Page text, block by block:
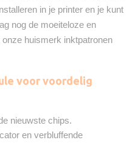
in je printer en je kunt
nog de moeiteloze en
huismerk inktpatronen
voor voordelig
nieuwste chips.
en verbluffende